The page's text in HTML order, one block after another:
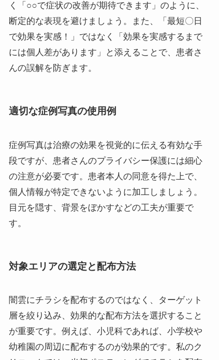
く「○○で症状の改善が期待できます」のように、
断定的な表現を避けましょう。また、「最短〇日
で効果を実感！」ではなく「効果を実感するまで
には個人差があります」と添えることで、患者さ
んの誤解を防ぎます。
適切な症例写真の使用例
症例写真は治療の効果を視覚的に伝える有効な手
段ですが、患者さんのプライバシー保護には細心
の注意が必要です。患者本人の同意を得た上で、
個人情報が特定できないように加工しましょう。
目元を隠す、背景をぼかすなどの工夫が重要で
す。
対象エリアの選定と配布方法
闇雲にチラシを配布するのではなく、ターゲット
層を絞り込み、効果的な配布方法を選択すること
が重要です。例えば、小児科であれば、小学校や
幼稚園の周辺に配布するのが効果的です。私のク